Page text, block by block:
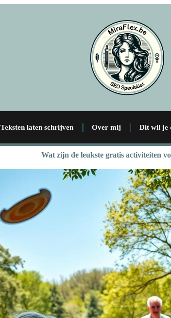
Teksten laten schrijven Over mij Dit wil je
Wat zijn de leukste gratis activiteiten